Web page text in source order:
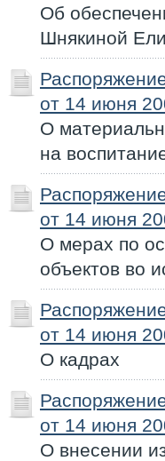
Об
Шнякиной
от 14 июня
О
на
от 14 июня
О мерах по
объектов во
от 14 июня
О кадрах
от 14 июня
О внесении